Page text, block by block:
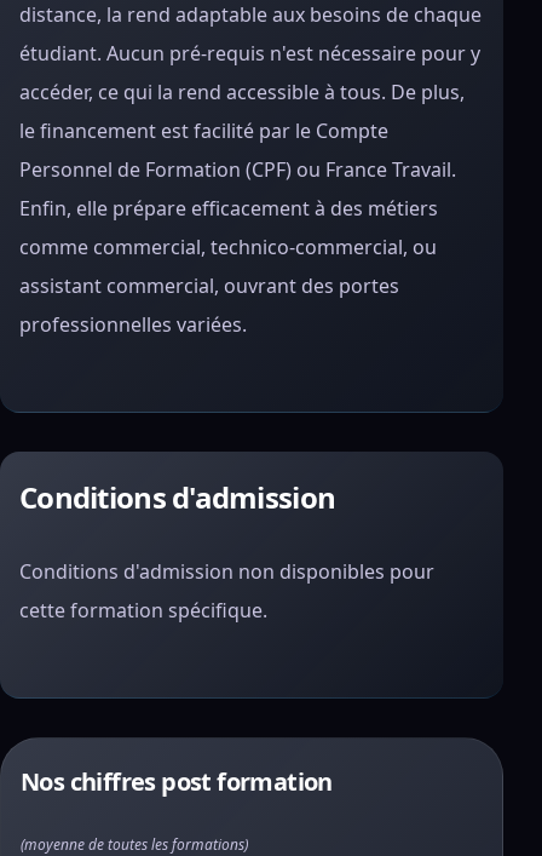
distance, la rend adaptable aux besoins de chaque
étudiant. Aucun pré-requis n'est nécessaire pour y
accéder, ce qui la rend accessible à tous. De plus,
le financement est facilité par le Compte
Personnel de Formation (CPF) ou France Travail.
Enfin, elle prépare efficacement à des métiers
comme commercial, technico-commercial, ou
assistant commercial, ouvrant des portes
professionnelles variées.
Conditions d'admission
Conditions d'admission non disponibles pour
cette formation spécifique.
Nos chiffres post formation
(moyenne de toutes les formations)